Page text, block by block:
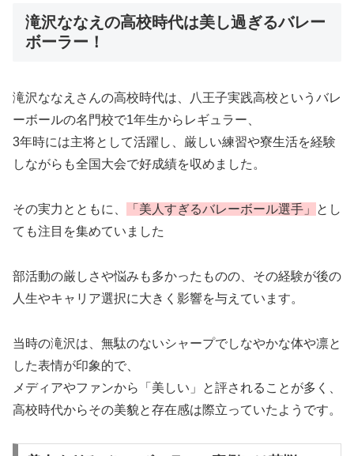
滝沢ななえの高校時代は美し過ぎるバレー
ボーラー！
滝沢ななえさんの高校時代は、八王子実践高校というバレ
ーボールの名門校で1年生からレギュラー、
3年時には主将として活躍し、厳しい練習や寮生活を経験
しながらも全国大会で好成績を収めました。
その実力とともに、 「美人すぎるバレーボール選手」
とし
ても注目を集めていました
部活動の厳しさや悩みも多かったものの、その経験が後の
人生やキャリア選択に大きく影響を与えています。
当時の滝沢は、無駄のないシャープでしなやかな体や凛と
した表情が印象的で、
メディアやファンから「美しい」と評されることが多く、
高校時代からその美貌と存在感は際立っていたようです。